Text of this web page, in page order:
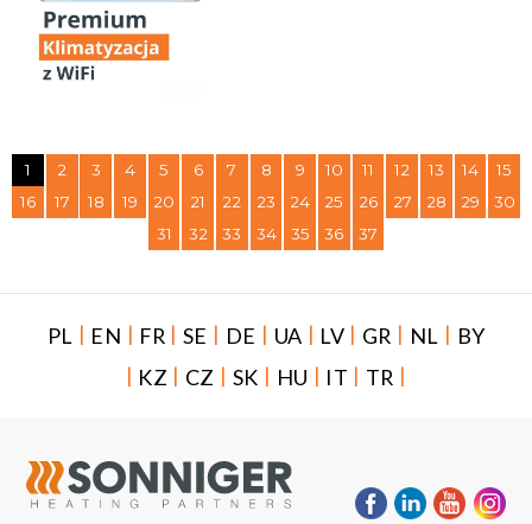
1 2 3 4 5 6 7 8 9 10 11 12 13 14
15
16
17 18 19 20 21 22 23 24 25 26 27 28 29
30
31
32 33 34 35 36 37
PL | EN | FR | SE | DE | UA | LV | GR | NL | BY
| KZ | CZ | SK | HU | IT | TR |